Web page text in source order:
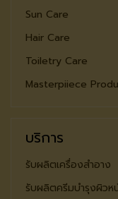
Sun Care
Hair Care
Toiletry Care
Masterpiiece
บริการ
รับผลิตเครื่องสำอาง
รับผลิตครีมบำรุงผิวห